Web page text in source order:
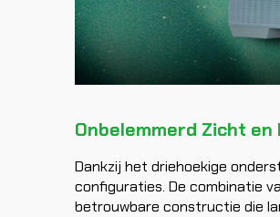
Onbelemmerd Zicht
Dankzij het driehoekige
configuraties. De combinatie
betrouwbare constructie die